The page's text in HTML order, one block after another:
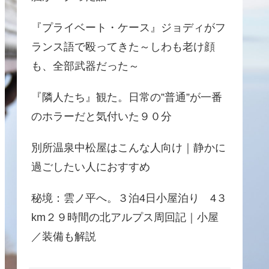
『プライベート・ケース』ジョディがフ
ランス語で殴ってきた～しわも老け顔
も、全部武器だった～
『隣人たち』観た。日常の”普通”が一番
のホラーだと気付いた９０分
別所温泉中松屋はこんな人向け｜静かに
過ごしたい人におすすめ
秘境：雲ノ平へ。３泊4日小屋泊り 4３
km２９時間の北アルプス周回記｜小屋
／装備も解説